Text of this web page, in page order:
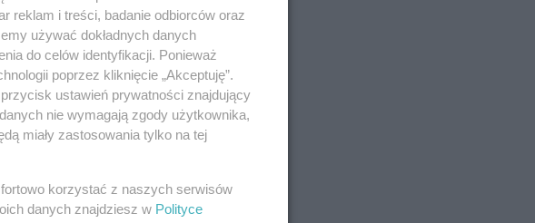
już dawno
– dodał
reklam i treści, badanie odbiorców oraz
używać dokładnych danych
do celów identyfikacji. Ponieważ
poprzez kliknięcie „Akceptuję”.
ustawień prywatności znajdujący
nie wymagają zgody użytkownika,
miały zastosowania tylko na tej
korzystać z naszych serwisów
danych znajdziesz w Polityce